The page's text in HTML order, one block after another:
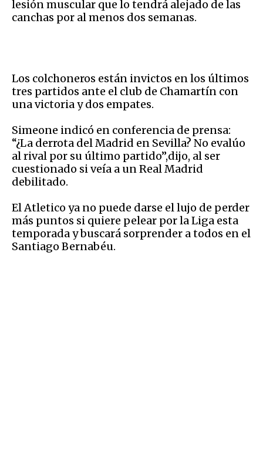
lesión muscular que lo tendrá alejado de las
canchas por al menos dos semanas.
Los colchoneros están invictos en los últimos
tres partidos ante el club de Chamartín con
una victoria y dos empates.
Simeone indicó en conferencia de prensa:
“¿La derrota del Madrid en Sevilla? No evalúo
al rival por su último partido”,dijo, al ser
cuestionado si veía a un Real Madrid
debilitado.
El Atletico ya no puede darse el lujo de perder
más puntos si quiere pelear por la Liga esta
temporada y buscará sorprender a todos en el
Santiago Bernabéu.